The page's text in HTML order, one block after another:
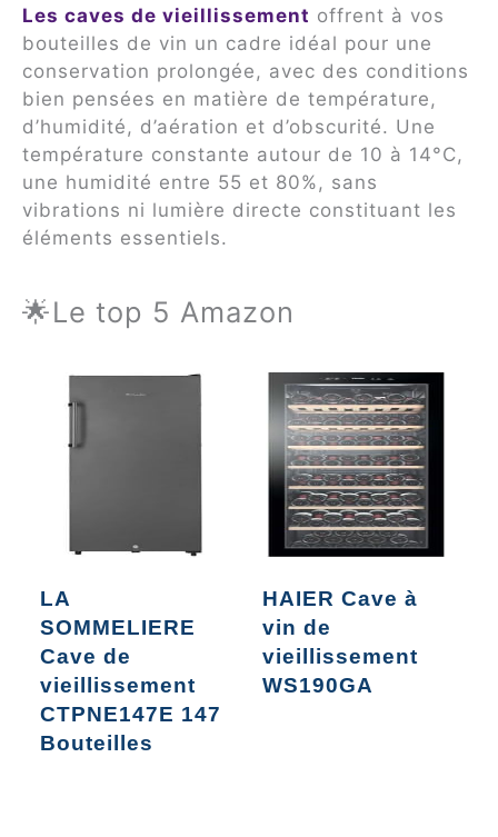
Les caves de vieillissement offrent à vos
bouteilles de vin un cadre idéal pour une
conservation prolongée, avec des conditions
bien pensées en matière de température,
d’humidité, d’aération et d’obscurité. Une
température constante autour de 10 à 14°C,
une humidité entre 55 et 80%, sans
vibrations ni lumière directe constituant les
éléments essentiels.
🌟Le top 5 Amazon
LA
SOMMELIERE
Cave de
vieillissement
CTPNE147E 147
Bouteilles
HAIER Cave à
vin de
vieillissement
WS190GA